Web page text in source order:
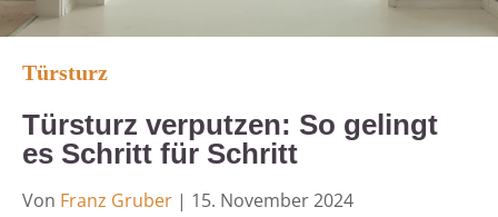
Türsturz
Türsturz verputzen: So gelingt
es Schritt für Schritt
Von Franz Gruber | 15. November 2024